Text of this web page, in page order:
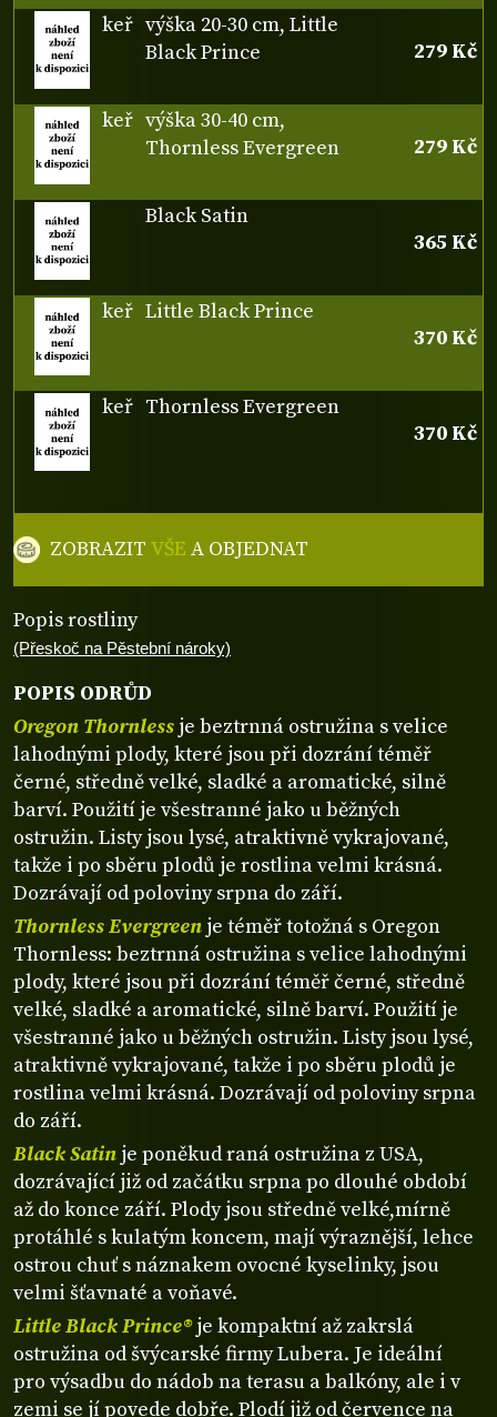
Popis rostliny
(Přeskoč na Pěstební nároky)
POPIS ODRŮD
Oregon Thornless je beztrnná ostružina s velice
lahodnými plody, které jsou při dozrání téměř
černé, středně velké, sladké a aromatické, silně
barví. Použití je všestranné jako u běžných
ostružin. Listy jsou lysé, atraktivně vykrajované,
takže i po sběru plodů je rostlina velmi krásná.
Dozrávají od poloviny srpna do září.
Thornless Evergreen je téměř totožná s Oregon
Thornless: beztrnná ostružina s velice lahodnými
plody, které jsou při dozrání téměř černé, středně
velké, sladké a aromatické, silně barví. Použití je
všestranné jako u běžných ostružin. Listy jsou lysé,
atraktivně vykrajované, takže i po sběru plodů je
rostlina velmi krásná. Dozrávají od poloviny srpna
do září.
Black Satin je poněkud raná ostružina z USA,
dozrávající již od začátku srpna po dlouhé období
až do konce září. Plody jsou středně velké,mírně
protáhlé s kulatým koncem, mají výraznější, lehce
ostrou chuť s náznakem ovocné kyselinky, jsou
velmi šťavnaté a voňavé.
Little Black Prince®je kompaktní až zakrslá
ostružina od švýcarské firmy Lubera. Je ideální
pro výsadbu do nádob na terasu a balkóny, ale i v
zemi se jí povede dobře. Plodí již od července na
keř výška 20-30 cm, Little
Black Prince
279 Kč
keř výška 30-40 cm,
Thornless Evergreen
279 Kč
Black Satin
365 Kč
keř Little Black Prince
370 Kč
keř Thornless Evergreen
370 Kč
ZOBRAZITVŠE A OBJEDNAT